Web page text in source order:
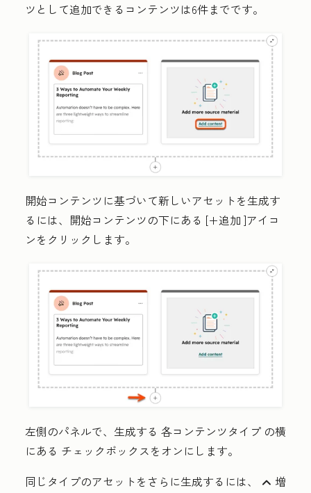
ツとして追加できるコンテンツは6件までです。
開始コンテンツに基づいて新しいアセットを生成す
るには、開始コンテンツの下にある [+追加 ]アイコ
ンをクリックします。
左側のパネルで、生成する 各コンテンツタイプ の横
にある チェックボックスをオンにします。
同じタイプのアセットをさらに生成するには、
up 増